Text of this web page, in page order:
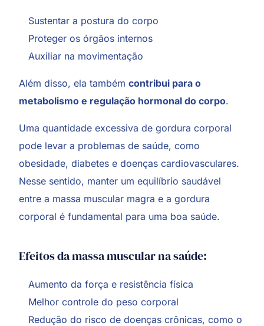
Sustentar a postura do corpo
Proteger os órgãos internos
Auxiliar na movimentação
Além disso, ela tambémcontribui para o
metabolismo e regulação hormonal do corpo.
Uma quantidade excessiva de gordura corporal
pode levar a problemas de saúde, como
obesidade, diabetes e doenças cardiovasculares.
Nesse sentido, manter um equilíbrio saudável
entre a massa muscular magra e a gordura
corporal é fundamental para uma boa saúde.
Efeitos da massa muscular na saúde:
Aumento da força e resistência física
Melhor controle do peso corporal
Redução do risco de doenças crônicas, como o